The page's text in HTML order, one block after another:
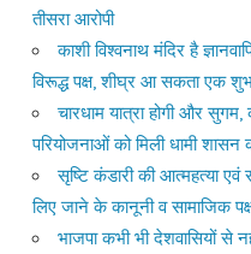
तीसरा आरोपी
काशी विश्वनाथ मंदिर है
विरूद्ध पक्ष, शीघ्र आ सकता एक
चारधाम यात्रा होगी और
परियोजनाओं को मिली धामी शासन
सृष्टि कंडारी की आत्महत्या एवं
लिए जाने के कानूनी व सामाजिक
भाजपा कभी भी देशवासियों से